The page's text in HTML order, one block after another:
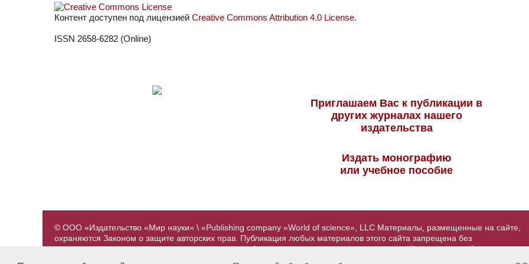
Контент доступен под лицензией Creative Commons Attribution 4.0 License.
ISSN 2658-6282 (Online)
Приглашаем Вас к публикации в
других журналах нашего
издательства
Издать монографию
или учебное пособие
© ООО «Издательство «Мир науки» \ «Publishing company «World of science», LLC Материалы, размещенные на сайте,
охраняются Законом о защите авторских прав. Публикация любых материалов этого сайта запрещена без
предварительного согласования с издательством. Авторские права на размещенные на сайте научные публикации